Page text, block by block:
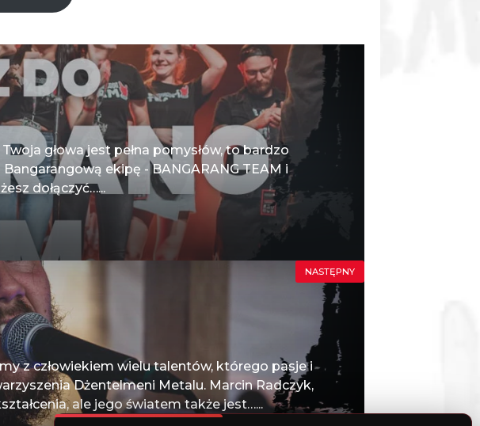
głowa jest pełna pomysłów, to bardzo
ekipę - BANGARANG TEAM i
dołączyć…...
z człowiekiem wielu talentów, którego pasje i
Dżentelmeni Metalu. Marcin Radczyk,
ale jego światem także jest…...
NASTĘPNY